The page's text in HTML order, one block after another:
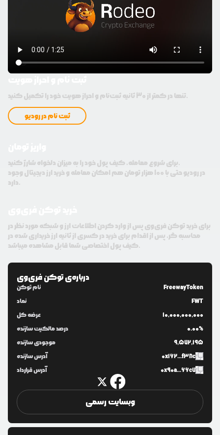
تنها در کمتر از 30 ثانیه ثبت‌نام و احراز هویت خود را تکمیل کنید.
ثبت نام در رودیو
برای شروع معامله، کیف پول خود را به میزان دلخواه شارژ کنید.
در رودیو حتی با 100 هزار تومان هم امکان معامله و خرید ارز دیجیتال وجود
دارد.
برای خرید توکن فری‌وی پس از وارد کردن اطلاعات ارز و شبکه مورد نظر در
محاسبه گر، پس از اقدام برای خرید در کسری از ثانیه ارز خریداری شده در
کیف پول اختصاصی شما قابل مشاهده میباشد.
درباره‌یتوکن فری‌وی
نام توکن
FreewayToken
نماد
FWT
عرضه کل
10,000,000,000
درصد مالکیت سازنده
0.00%
موجودی سازنده
9,572,195
آدرس سازنده
0x162...f38c
آدرس قرارداد
0x90a...66c7
وبسایت رسمی